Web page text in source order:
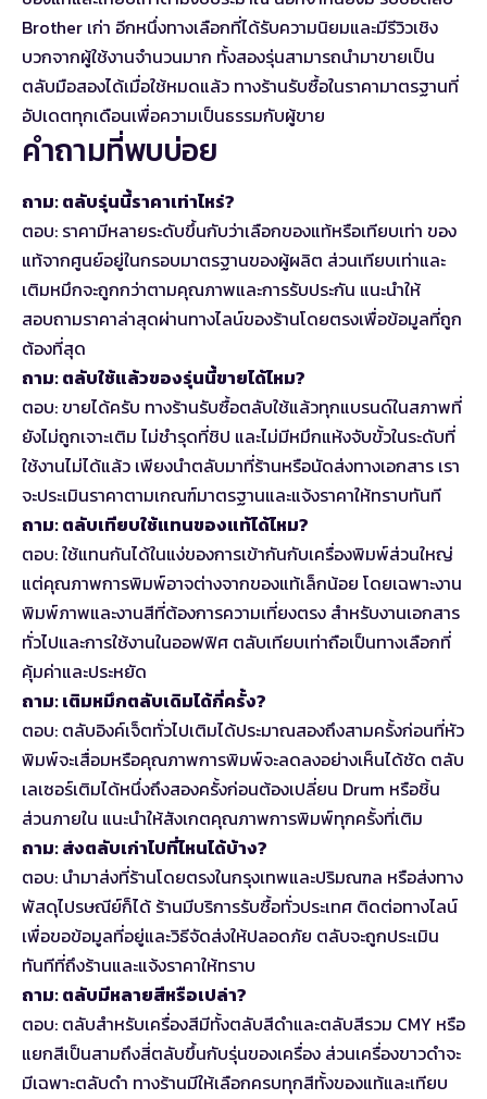
Brother เก่า อีกหนึ่งทางเลือกที่ได้รับความนิยมและมีรีวิวเชิง
บวกจากผู้ใช้งานจำนวนมาก ทั้งสองรุ่นสามารถนำมาขายเป็น
ตลับมือสองได้เมื่อใช้หมดแล้ว ทางร้านรับซื้อในราคามาตรฐานที่
อัปเดตทุกเดือนเพื่อความเป็นธรรมกับผู้ขาย
คำถามที่พบบ่อย
ถาม: ตลับรุ่นนี้ราคาเท่าไหร่?
ตอบ: ราคามีหลายระดับขึ้นกับว่าเลือกของแท้หรือเทียบเท่า ของ
แท้จากศูนย์อยู่ในกรอบมาตรฐานของผู้ผลิต ส่วนเทียบเท่าและ
เติมหมึกจะถูกกว่าตามคุณภาพและการรับประกัน แนะนำให้
สอบถามราคาล่าสุดผ่านทางไลน์ของร้านโดยตรงเพื่อข้อมูลที่ถูก
ต้องที่สุด
ถาม: ตลับใช้แล้วของรุ่นนี้ขายได้ไหม?
ตอบ: ขายได้ครับ ทางร้านรับซื้อตลับใช้แล้วทุกแบรนด์ในสภาพที่
ยังไม่ถูกเจาะเติม ไม่ชำรุดที่ชิป และไม่มีหมึกแห้งจับขั้วในระดับที่
ใช้งานไม่ได้แล้ว เพียงนำตลับมาที่ร้านหรือนัดส่งทางเอกสาร เรา
จะประเมินราคาตามเกณฑ์มาตรฐานและแจ้งราคาให้ทราบทันที
ถาม: ตลับเทียบใช้แทนของแท้ได้ไหม?
ตอบ: ใช้แทนกันได้ในแง่ของการเข้ากันกับเครื่องพิมพ์ส่วนใหญ่
แต่คุณภาพการพิมพ์อาจต่างจากของแท้เล็กน้อย โดยเฉพาะงาน
พิมพ์ภาพและงานสีที่ต้องการความเที่ยงตรง สำหรับงานเอกสาร
ทั่วไปและการใช้งานในออฟฟิศ ตลับเทียบเท่าถือเป็นทางเลือกที่
คุ้มค่าและประหยัด
ถาม: เติมหมึกตลับเดิมได้กี่ครั้ง?
ตอบ: ตลับอิงค์เจ็ตทั่วไปเติมได้ประมาณสองถึงสามครั้งก่อนที่หัว
พิมพ์จะเสื่อมหรือคุณภาพการพิมพ์จะลดลงอย่างเห็นได้ชัด ตลับ
เลเซอร์เติมได้หนึ่งถึงสองครั้งก่อนต้องเปลี่ยน Drum หรือชิ้น
ส่วนภายใน แนะนำให้สังเกตคุณภาพการพิมพ์ทุกครั้งที่เติม
ถาม: ส่งตลับเก่าไปที่ไหนได้บ้าง?
ตอบ: นำมาส่งที่ร้านโดยตรงในกรุงเทพและปริมณฑล หรือส่งทาง
พัสดุไปรษณีย์ก็ได้ ร้านมีบริการรับซื้อทั่วประเทศ ติดต่อทางไลน์
เพื่อขอข้อมูลที่อยู่และวิธีจัดส่งให้ปลอดภัย ตลับจะถูกประเมิน
ทันทีที่ถึงร้านและแจ้งราคาให้ทราบ
ถาม: ตลับมีหลายสีหรือเปล่า?
ตอบ: ตลับสำหรับเครื่องสีมีทั้งตลับสีดำและตลับสีรวม CMY หรือ
แยกสีเป็นสามถึงสี่ตลับขึ้นกับรุ่นของเครื่อง ส่วนเครื่องขาวดำจะ
มีเฉพาะตลับดำ ทางร้านมีให้เลือกครบทุกสีทั้งของแท้และเทียบ